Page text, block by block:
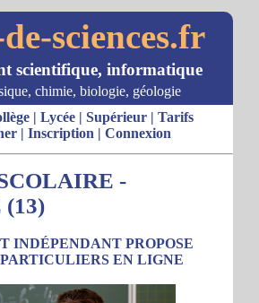
sciences.fr
scientifique, informatique
chimie, biologie, géologie
| Lycée| Supérieur| Tarifs
| Inscription | Connexion
-
(13)
INDÉPENDANT PROPOSE
EN LIGNE